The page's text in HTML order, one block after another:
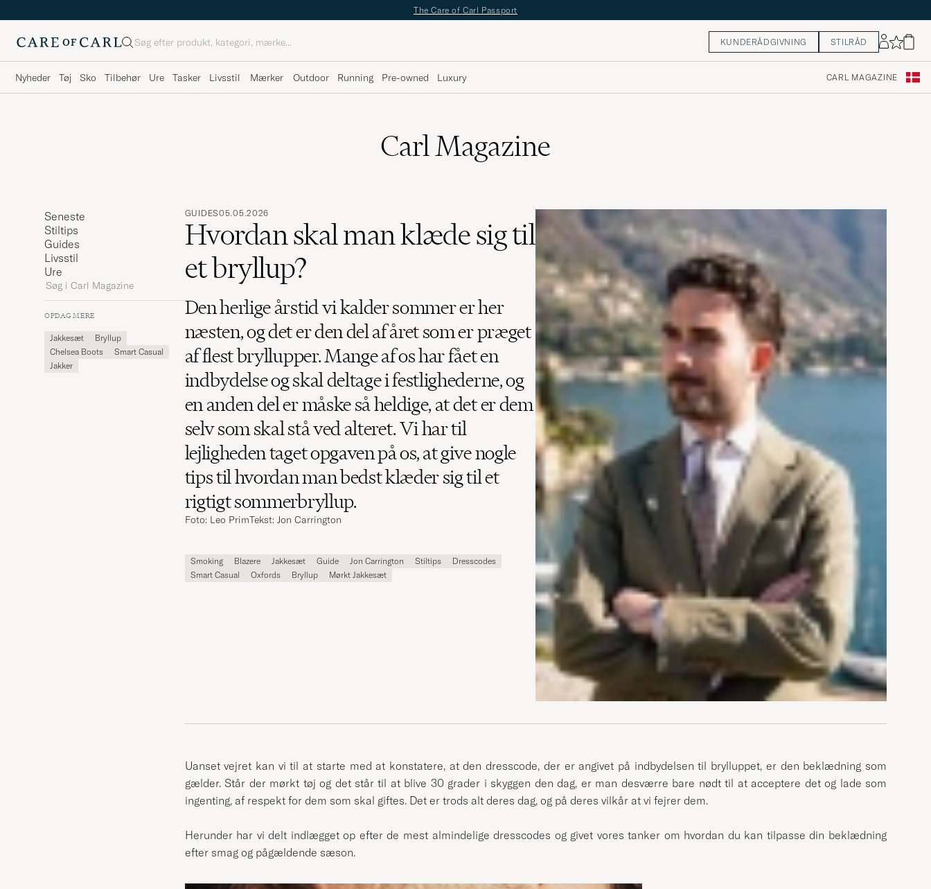
The Care of Carl Passport
Søg KUNDERÅDGIVNING STILRÅD
Nyheder Tøj Sko Tilbehør Ure Tasker Livsstil Mærker Outdoor Running Pre-owned Luxury CARL MAGAZINE
Carl Magazine
Seneste
Stiltips
Guides
Livsstil
Ure
Søg
Carl
OPDAG MERE
Jakkesæt
Bryllup
Chelsea Boots
Smart Casual
Jakker
GUIDES05.05.2026
Hvordan skal man klæde sig til
et bryllup?
Den herlige årstid vi kalder sommer er her
næsten, og det er den del af året som er præget
af flest bryllupper. Mange af os har fået en
indbydelse og skal deltage i festlighederne, og
en anden del er måske så heldige, at det er dem
selv som skal stå ved alteret. Vi har til
lejligheden taget opgaven på os, at give nogle
tips til hvordan man bedst klæder sig til et
rigtigt sommerbryllup.
Foto: Leo PrimTekst: Jon Carrington
Smoking Blazere Jakkesæt Guide Jon Carrington Stiltips
Dresscodes
Smart Casual
Oxfords Bryllup Mørkt Jakkesæt
Uanset vejret kan vi til at starte med at konstatere, at den dresscode, der er angivet på indbydelsen til brylluppet, er den beklædning som
gælder. Står der mørkt tøj og det står til at blive 30 grader i skyggen den dag, er man desværre bare nødt til at acceptere det og lade som
ingenting, af respekt for dem som skal giftes. Det er trods alt deres dag, og på deres vilkår at vi fejrer dem.
Herunder har vi delt indlægget op efter de mest almindelige dresscodes og givet vores tanker om hvordan du kan tilpasse din beklædning
efter smag og pågældende sæson.